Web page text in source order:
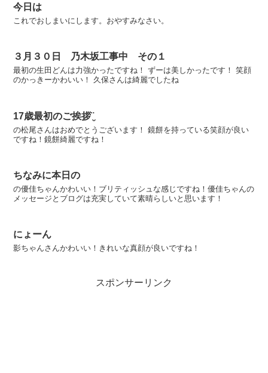
今日は
これでおしまいにします。おやすみなさい。
３月３０日 乃木坂工事中 その１
最初の生田どんは力強かったですね！ ずーは美しかったです！ 笑顔
のかっきーかわいい！ 久保さんは綺麗でしたね
17歳最初のご挨拶¨̮
の松尾さんはおめでとうございます！ 鏡餅を持っている笑顔が良い
ですね！鏡餅綺麗ですね！
ちなみに本日の
の優佳ちゃんかわいい！ブリティッシュな感じですね！優佳ちゃんの
メッセージとブログは充実していて素晴らしいと思います！
にょーん
影ちゃんさんかわいい！きれいな真顔が良いですね！
スポンサーリンク